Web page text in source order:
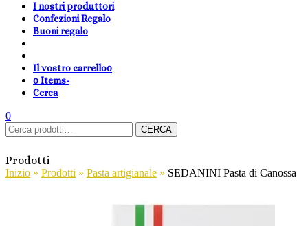
I nostri produttori
Confezioni Regalo
Buoni regalo
Il vostro carrello0
0 Items-
Cerca
0shopping-
basket
Area
Clienti
search
cambia
lingua
Carrello
Cerca: CERCA
Prodotti
Inizio » Prodotti » Pasta artigianale » SEDANINI Pasta di Canossa